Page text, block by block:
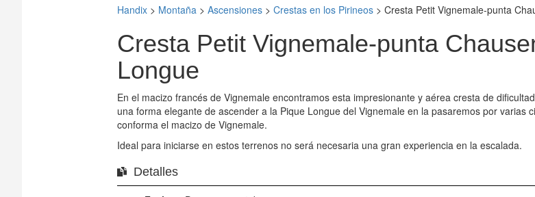
Handix > Montaña >Ascensiones >Crestas en los Pirineos >Cresta Petit Vignemale-punta
Cresta Petit Vignemale-punta
Longue
En el macizo francés de Vignemale encontramos esta impresionante y aérea cresta de
una forma elegante de ascender a la Pique Longue del Vignemale en la pasaremos por
conforma el macizo de Vignemale.
Ideal para iniciarse en estos terrenos no será necesaria una gran experiencia en la escalada.
Detalles